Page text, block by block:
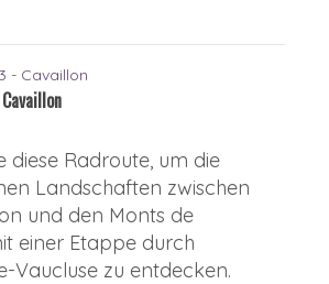
diese Radroute, um die
Landschaften zwischen
und den Monts de
einer Etappe durch
Vaucluse zu entdecken.